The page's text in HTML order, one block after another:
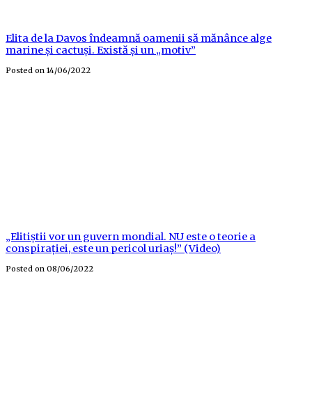
Elita de la Davos îndeamnă oamenii să mănânce alge
marine și cactuși. Există și un „motiv”
Posted on 14/06/2022
„Elitiștii vor un guvern mondial. NU este o teorie a
conspirației, este un pericol uriaș!” (Video)
Posted on 08/06/2022